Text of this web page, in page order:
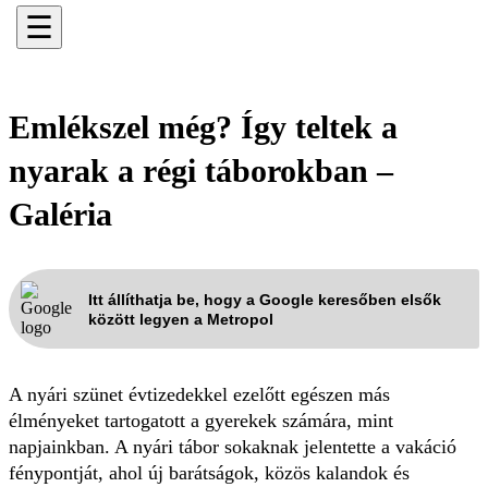
☰
Emlékszel még? Így teltek a
nyarak a régi táborokban –
Galéria
Itt állíthatja be, hogy a Google keresőben elsők
között legyen a Metropol
A nyári szünet évtizedekkel ezelőtt egészen más
élményeket tartogatott a gyerekek számára, mint
napjainkban. A nyári tábor sokaknak jelentette a vakáció
fénypontját, ahol új barátságok, közös kalandok és